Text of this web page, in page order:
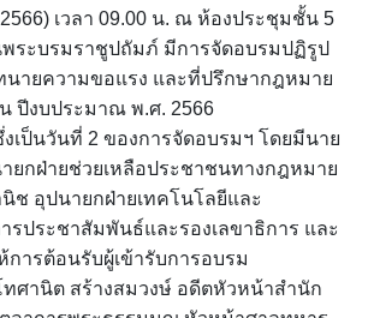
เวลา 09.00 น. ณ ห้องประชุมชั้น 5
ระบรมราชูปถัมภ์ มีการจัดอบรมปฏิรูป
ายความขอแรง และที่ปรึกษากฎหมาย
ปีงบประมาณ พ.ศ. 2566
เป็นวันที่ 2 ของการจัดอบรมฯ โดยมีนาย
ยกฝ่ายช่วยเหลือประชาชนทางกฎหมาย
ช อุปนายกฝ่ายเทคโนโลยีและ
รประชาสัมพันธ์และรองเลขาธิการ และ
ารต้อนรับผู้เข้ารับการอบรม
ทศานิต สร้างสมวงษ์ อดีตหัวหน้าสำนัก